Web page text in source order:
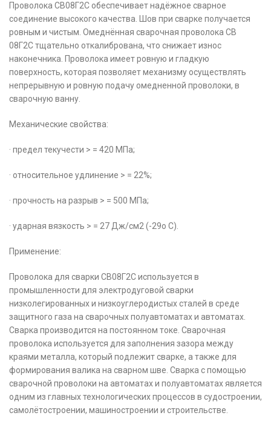
Проволока СВ08Г2С обеспечивает надёжное сварное
соединение высокого качества. Шов при сварке получается
ровным и чистым. Омеднённая сварочная проволока СВ
08Г2С тщательно откалибрована, что снижает износ
наконечника. Проволока имеет ровную и гладкую
поверхность, которая позволяет механизму осуществлять
непрерывную и ровную подачу омедненной проволоки, в
сварочную ванну.
Механические свойства:
· предел текучести > = 420 МПа;
· относительное удлинение > = 22%;
· прочность на разрыв > = 500 МПа;
· ударная вязкость > = 27 Дж/см2 (-29о С).
Применение:
Проволока для сварки СВ08Г2С используется в
промышленности для электродуговой сварки
низколегированных и низкоуглеродистых сталей в среде
защитного газа на сварочных полуавтоматах и автоматах.
Сварка производится на постоянном токе. Сварочная
проволока используется для заполнения зазора между
краями металла, который подлежит сварке, а также для
формирования валика на сварном шве. Сварка с помощью
сварочной проволоки на автоматах и полуавтоматах является
одним из главных технологических процессов в судостроении,
самолётостроении, машиностроении и строительстве.